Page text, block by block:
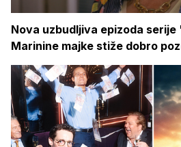
Nova uzbudljiva epizoda serije
Marinine majke stiže dobro